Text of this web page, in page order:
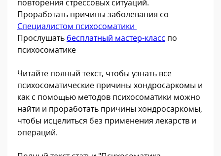
повторения стрессовых ситуаций.
Проработать причины заболевания со
Специалистом психосоматики
Прослушать бесплатный мастер-класс по
психосоматике
Читайте полный текст, чтобы узнать все
психосоматические причины хондросаркомы и
как с помощью методов психосоматики можно
найти и проработать причины хондросаркомы,
чтобы исцелиться без применения лекарств и
операций.